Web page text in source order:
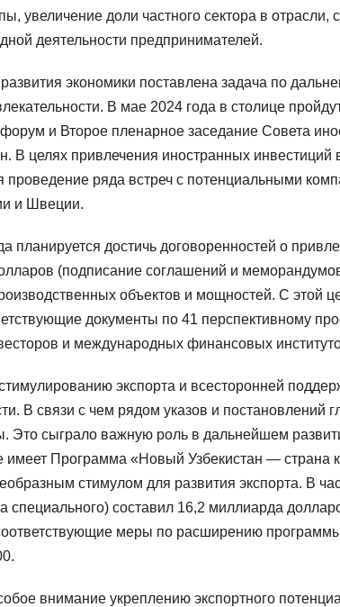
увеличение доли частного сектора в отрасли,
деятельности предпринимателей.
развития экономики поставлена задача по
В мае 2024 года в столице
и Второе пленарное заседание Совета
В целях привлечения иностранных инвестиций
проведение ряда встреч с потенциальными
и Швеции.
планируется достичь договоренностей о
(подписание соглашений и
объектов и мощностей. С этой
документы по 41 перспективному
и международных финансовых
экспорта и всесторонней
В связи с чем рядом указов и постановлений
Это сыграло важную роль в дальнейшем
Программа «Новый Узбекистан — страна
стимулом для развития экспорта. В
специального) составил 16,2 миллиарда
меры по расширению
внимание укреплению экспортного